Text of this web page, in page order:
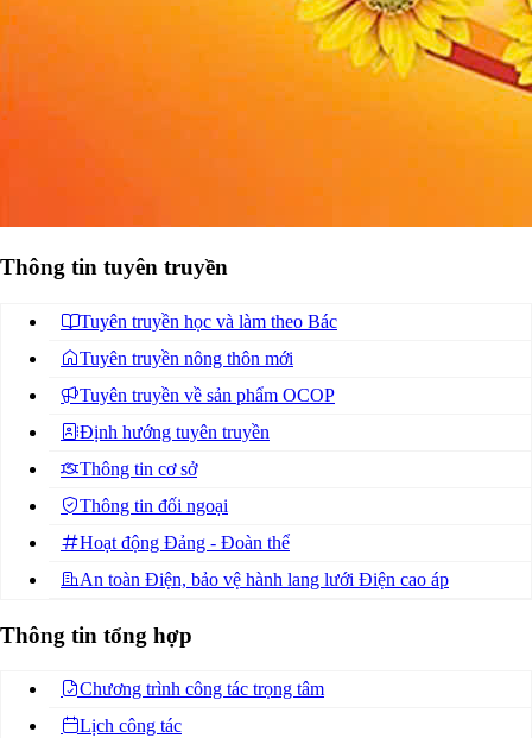
Thông tin tuyên truyền
Tuyên truyền học và làm theo Bác
Tuyên truyền nông thôn mới
Tuyên truyền về sản phẩm OCOP
Định hướng tuyên truyền
Thông tin cơ sở
Thông tin đối ngoại
Hoạt động Đảng - Đoàn thể
An toàn Điện, bảo vệ hành lang lưới Điện cao áp
Thông tin tổng hợp
Chương trình công tác trọng tâm
Lịch công tác